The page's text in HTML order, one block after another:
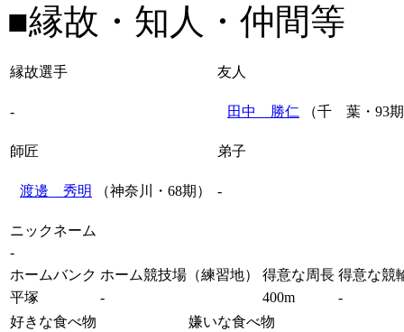
■縁故・知人・仲間等
縁故選手 友人
- 田中 勝仁 （千 葉・93
師匠 弟子
渡邊 秀明 （神奈川・68期） -
ニックネーム
-
ホームバンク ホーム競技場（練習地） 得意な周長 得意な競
平塚
- 400m
-
好きな食べ物
嫌いな食べ物